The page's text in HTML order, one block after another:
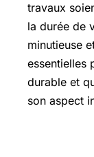
travaux
la durée de
minutieuse
essentielles
durable et
son aspect